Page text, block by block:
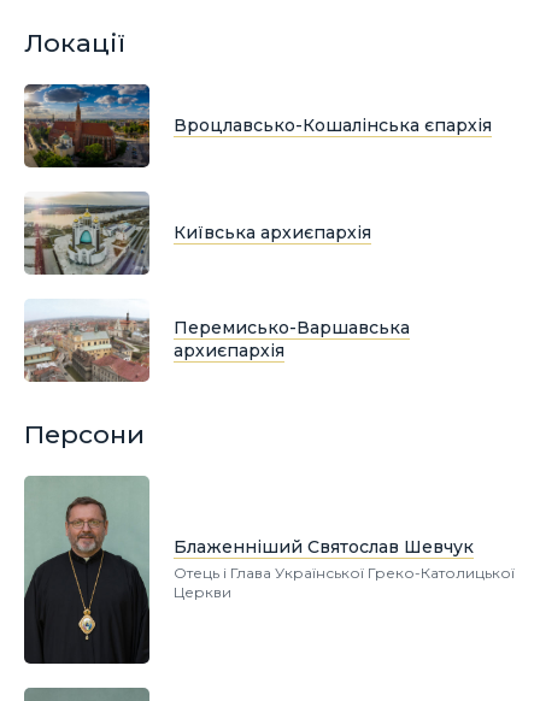
Локації
Вроцлавсько-Кошалінська єпархія
Київська архиєпархія
Перемисько-Варшавська
архиєпархія
Персони
Блаженніший Святослав Шевчук
Отець і Глава Української Греко-Католицької
Церкви